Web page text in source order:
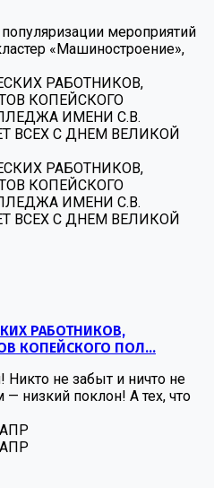
мероприятий
«Машиностроение»,
РАБОТНИКОВ,
КОПЕЙСКОГО
ИМЕНИ С.В.
ВСЕХ С ДНЕМ ВЕЛИКОЙ
РАБОТНИКОВ,
КОПЕЙСКОГО
ИМЕНИ С.В.
ВСЕХ С ДНЕМ ВЕЛИКОЙ
РАБОТНИКОВ,
КОПЕЙСКОГО ПОЛ...
не забыт и ничто не
низкий поклон! А тех, что